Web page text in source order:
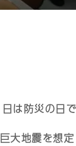
は防災の日で
大地震を想